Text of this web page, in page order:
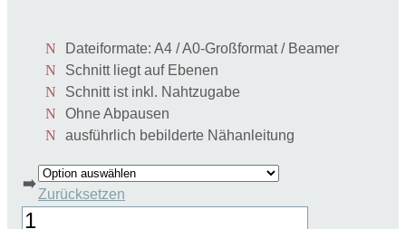
Dateiformate: A4 / A0-Großformat / Beamer
Schnitt liegt auf Ebenen
Schnitt ist inkl. Nahtzugabe
Ohne Abpausen
ausführlich bebilderte Nähanleitung
➡️
Zurücksetzen
Schnittmuster